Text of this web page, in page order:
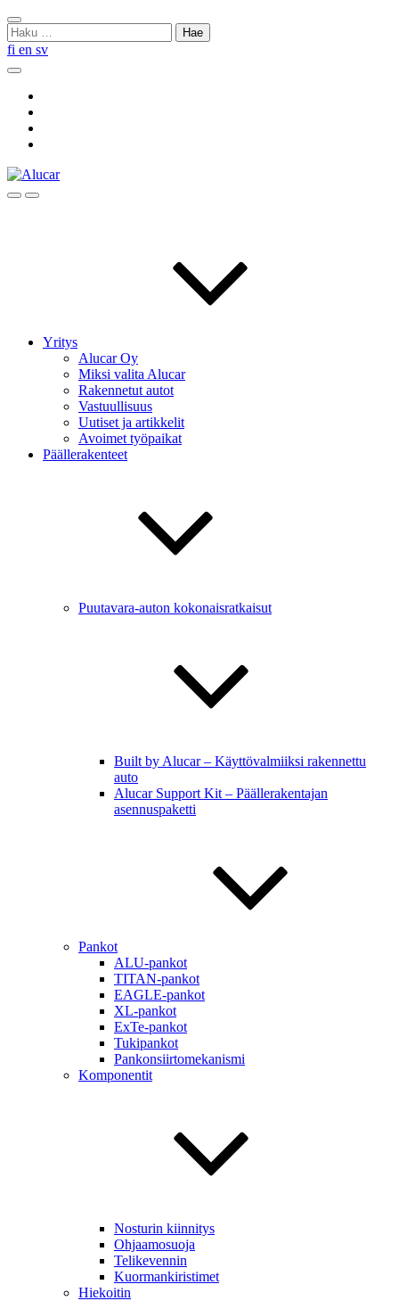
Skip
to
content
Sulje
haku
Haku:
fi en sv
Hae
HaeMenu
Yritys
Alucar Oy
Miksi valita Alucar
Rakennetut autot
Vastuullisuus
Uutiset ja artikkelit
Avoimet työpaikat
Päällerakenteet
Puutavara-auton kokonaisratkaisut
Built by Alucar – Käyttövalmiiksi rakennettu
auto
Alucar Support Kit – Päällerakentajan
asennuspaketti
Pankot
ALU-pankot
TITAN-pankot
EAGLE-pankot
XL-pankot
ExTe-pankot
Tukipankot
Pankonsiirtomekanismi
Komponentit
Nosturin kiinnitys
Ohjaamosuoja
Telikevennin
Kuormankiristimet
Hiekoitin